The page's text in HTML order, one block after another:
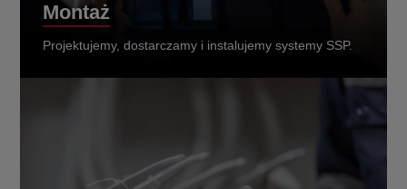
Montaż
Projektujemy, dostarczamy i instalujemy systemy SSP.